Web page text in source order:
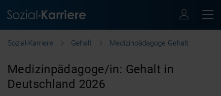
Sozial-Karriere Gehalt Medizinpädagoge Gehalt
Medizinpädagoge/in: Gehalt in
Deutschland 2026